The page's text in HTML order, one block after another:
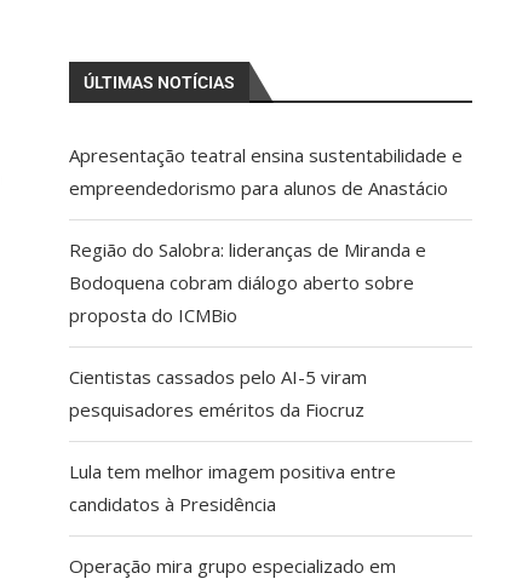
ÚLTIMAS NOTÍCIAS
Apresentação teatral ensina sustentabilidade e
empreendedorismo para alunos de Anastácio
Região do Salobra: lideranças de Miranda e
Bodoquena cobram diálogo aberto sobre
proposta do ICMBio
Cientistas cassados pelo AI-5 viram
pesquisadores eméritos da Fiocruz
Lula tem melhor imagem positiva entre
candidatos à Presidência
Operação mira grupo especializado em